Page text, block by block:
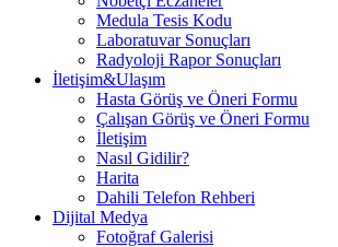
Medula Tesis Kodu
Laboratuvar Sonuçları
Radyoloji Rapor Sonuçları
İletişim&Ulaşım
Hasta Görüş ve Öneri Formu
Çalışan Görüş ve Öneri Formu
İletişim
Nasıl Gidilir?
Harita
Dahili Telefon Rehberi
Dijital Medya
Fotoğraf Galerisi